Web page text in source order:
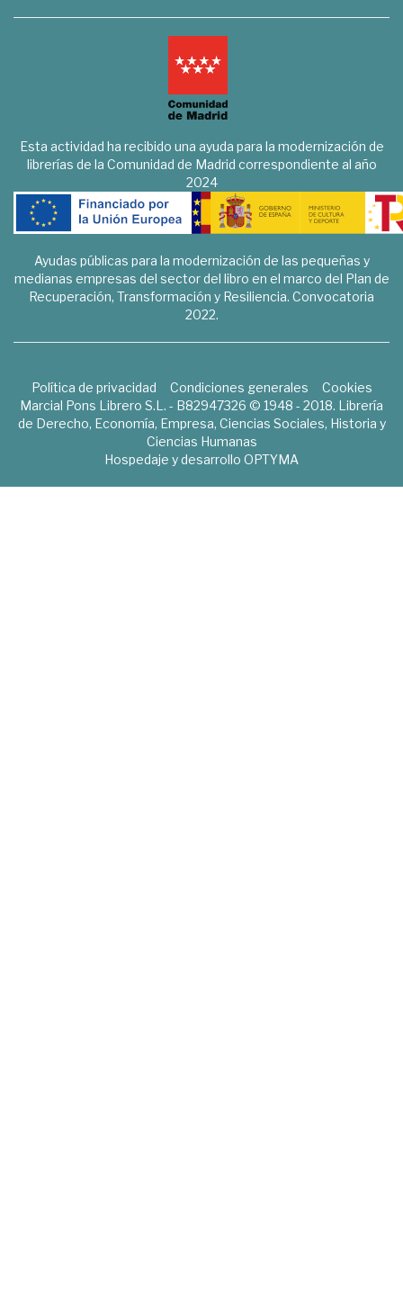
Esta actividad ha recibido una ayuda para la modernización de
librerías de la Comunidad de Madrid correspondiente al año
2024
Ayudas públicas para la modernización de las pequeñas y
medianas empresas del sector del libro en el marco del Plan de
Recuperación, Transformación y Resiliencia. Convocatoria
2022.
Política de privacidad Condiciones generales
Cookies
Marcial Pons Librero S.L. - B82947326 © 1948 - 2018. Librería
de Derecho, Economía, Empresa, Ciencias Sociales, Historia y
Ciencias Humanas
Hospedaje y desarrollo OPTYMA